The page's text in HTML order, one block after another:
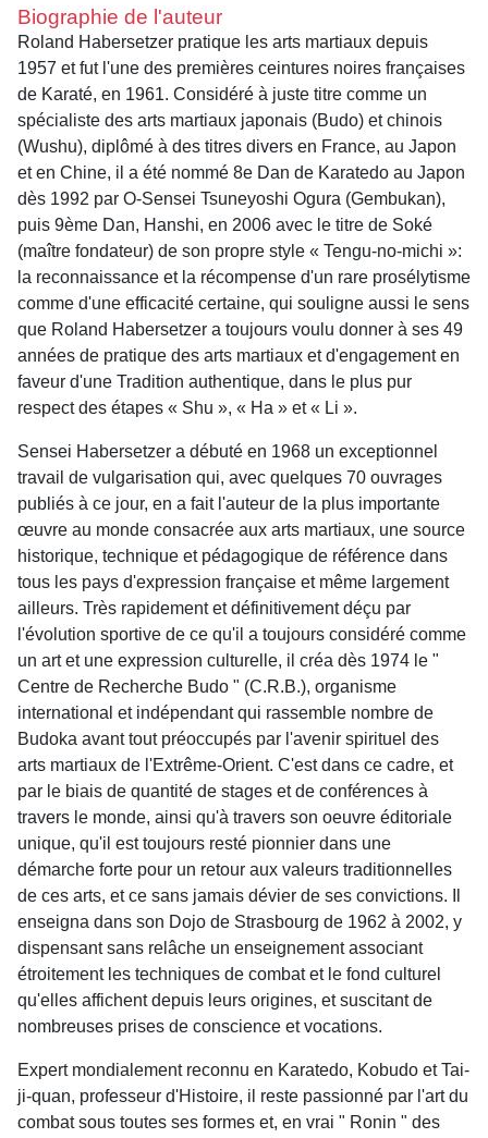
Biographie de l'auteur
Roland Habersetzer pratique les arts martiaux depuis
1957 et fut l'une des premières ceintures noires françaises
de Karaté, en 1961. Considéré à juste titre comme un
spécialiste des arts martiaux japonais (Budo) et chinois
(Wushu), diplômé à des titres divers en France, au Japon
et en Chine, il a été nommé 8e Dan de Karatedo au Japon
dès 1992 par O-Sensei Tsuneyoshi Ogura (Gembukan),
puis 9ème Dan, Hanshi, en 2006 avec le titre de Soké
(maître fondateur) de son propre style « Tengu-no-michi »:
la reconnaissance et la récompense d'un rare prosélytisme
comme d'une efficacité certaine, qui souligne aussi le sens
que Roland Habersetzer a toujours voulu donner à ses 49
années de pratique des arts martiaux et d'engagement en
faveur d'une Tradition authentique, dans le plus pur
respect des étapes « Shu », « Ha » et « Li ».
Sensei Habersetzer a débuté en 1968 un exceptionnel
travail de vulgarisation qui, avec quelques 70 ouvrages
publiés à ce jour, en a fait l'auteur de la plus importante
œuvre au monde consacrée aux arts martiaux, une source
historique, technique et pédagogique de référence dans
tous les pays d'expression française et même largement
ailleurs. Très rapidement et définitivement déçu par
l'évolution sportive de ce qu'il a toujours considéré comme
un art et une expression culturelle, il créa dès 1974 le "
Centre de Recherche Budo " (C.R.B.), organisme
international et indépendant qui rassemble nombre de
Budoka avant tout préoccupés par l'avenir spirituel des
arts martiaux de l'Extrême-Orient. C'est dans ce cadre, et
par le biais de quantité de stages et de conférences à
travers le monde, ainsi qu'à travers son oeuvre éditoriale
unique, qu'il est toujours resté pionnier dans une
démarche forte pour un retour aux valeurs traditionnelles
de ces arts, et ce sans jamais dévier de ses convictions. Il
enseigna dans son Dojo de Strasbourg de 1962 à 2002, y
dispensant sans relâche un enseignement associant
étroitement les techniques de combat et le fond culturel
qu'elles affichent depuis leurs origines, et suscitant de
nombreuses prises de conscience et vocations.
Expert mondialement reconnu en Karatedo, Kobudo et Tai-
ji-quan, professeur d'Histoire, il reste passionné par l'art du
combat sous toutes ses formes et, en vrai " Ronin " des